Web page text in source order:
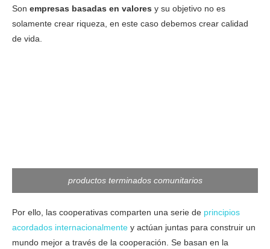
Son empresas basadas en valores y su objetivo no es
solamente crear riqueza, en este caso debemos crear calidad
de vida.
productos terminados comunitarios
Por ello, las cooperativas comparten una serie de principios
acordados internacionalmente y actúan juntas para construir un
mundo mejor a través de la cooperación. Se basan en la